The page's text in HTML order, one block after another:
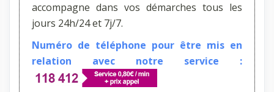
accompagne dans vos démarches tous les
jours 24h/24 et 7j/7.
Numéro de téléphone pour être mis en
relation avec notre service :